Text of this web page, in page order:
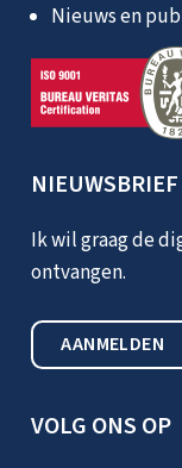
Nieuws en
NIEUWSBRIEF
Ik wil graag de
ontvangen.
AANMELDEN
VOLG ONS OP